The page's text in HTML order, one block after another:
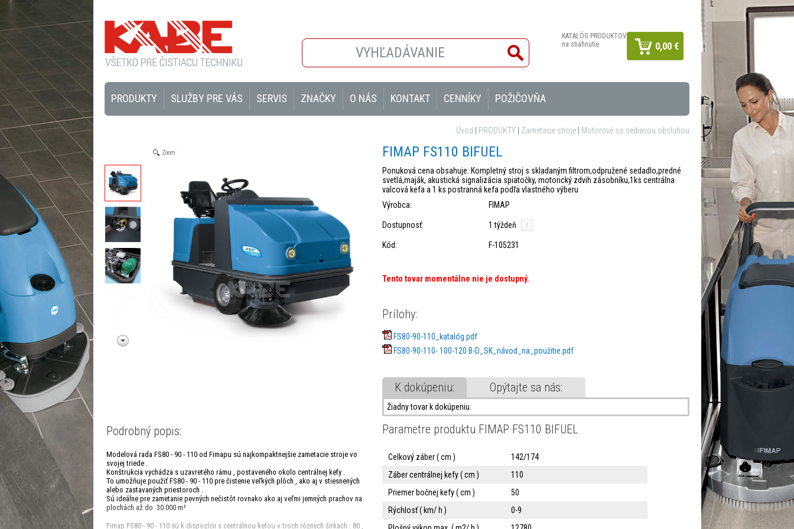
KATALÓG PRODUKTOV
na stiahnutie
0,00 €
PRODUKTY SLUŽBY PRE VÁS SERVIS ZNAČKY O NÁS KONTAKT CENNÍKY POŽIČOVŇA
Úvod PRODUKTY Zametacie stroje Motorové so sediacou obsluhou
Zoom FIMAP FS110 BIFUEL
Ponuková cena obsahuje: Kompletný stroj s skladaným filtrom,odpružené sedadlo,predné
svetlá,maják, akustická signalizácia spiatočky, motorický zdvih zásobníku,1ks centrálna
valcová kefa a 1 ks postranná kefa podľa vlastného výberu
Výrobca:
FIMAP
Dostupnosť: 1 týždeň
Kód: F-105231
Tento tovar momentálne nie je dostupný.
Prílohy:
FS80-90-110_katalóg.pdf
FS80-90-110- 100-120 B-D_SK_návod_na_použitie.pdf
K dokúpeniu: Opýtajte sa nás:
Žiadny tovar k dokúpeniu.
Podrobný popis:
Modelová rada FS80 - 90 - 110 od Fimapu sú najkompaktnejšie zametacie stroje vo
svojej triede .
Konštrukcia vychádza s uzavretého rámu , postaveného okolo centrálnej kefy .
To umožňuje použiť FS80 - 90 - 110 pre čistenie veľkých plôch , ako aj v stiesnených
alebo zastavaných priestoroch .
Sú ideálne pre zametanie pevných nečistôt rovnako ako aj veľmi jemných prachov na
plochách až do 30.000 m²
Fimap FS80 - 90 - 110 sú k dispozícii s centrálnou kefou v troch rôznych šírkach : 80 ,
Parametre produktu FIMAP FS110 BIFUEL
Celkový záber ( cm )
142/174
Záber centrálnej kefy ( cm )
110
Priemer bočnej kefy ( cm )
50
Rýchlosť ( km/ h )
0-9